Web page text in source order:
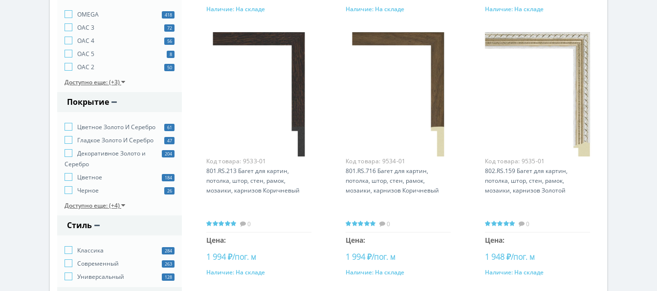
OMEGA 418
OAC 3 72
OAC 4 56
OAC 5 8
OAC 2 50
Доступно еще: (+3)
Покрытие
Цветное Золото И Серебро 61
Гладкое Золото И Серебро 47
Декоративное Золото и
Серебро
204
Цветное 184
Черное 26
Доступно еще: (+4)
Стиль
Классика 284
Cовременный 263
Универсальный 128
Купить
Наличие: На складе Купить
Наличие: На складе Купить
Наличие: На складе
Код товара: 9533-01
801.RS.213 Багет для картин,
потолка, штор, стен, рамок,
мозаики, карнизов Коричневый
0
Цена:
1 994 ₽/пог. м
Купить
Наличие: На складе
Код товара: 9534-01
801.RS.716 Багет для картин,
потолка, штор, стен, рамок,
мозаики, карнизов Коричневый
0
Цена:
1 994 ₽/пог. м
Купить
Наличие: На складе
Код товара: 9535-01
802.RS.159 Багет для картин,
потолка, штор, стен, рамок,
мозаики, карнизов Золотой
0
Цена:
1 948 ₽/пог. м
Купить
Наличие: На складе